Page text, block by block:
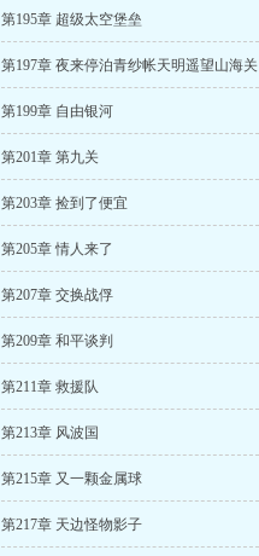
第195章 超级太空堡垒
第197章 夜来停泊青纱帐天明遥望山海关
第199章 自由银河
第201章 第九关
第203章 捡到了便宜
第205章 情人来了
第207章 交换战俘
第209章 和平谈判
第211章 救援队
第213章 风波国
第215章 又一颗金属球
第217章 天边怪物影子